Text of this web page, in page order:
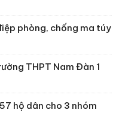
phòng, chống ma túy
THPT Nam Đàn 1
hộ dân cho 3 nhóm